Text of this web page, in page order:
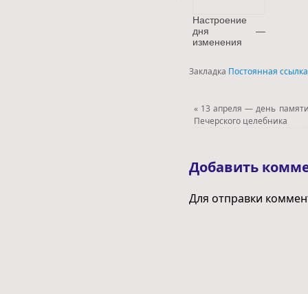
Настроение
дня —
изменения
Закладка Постоянная ссылка
«13 апреля — день
Печерского целебника
Добавить
Для отправки